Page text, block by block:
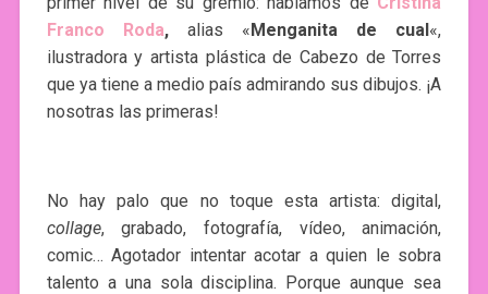
Franco Roda,alias «Menganita de cual«,
ilustradora y artista plástica de Cabezo de Torres
que ya tiene a medio país admirando sus dibujos. ¡A
nosotras las primeras!
No hay palo que no toque esta artista: digital,
collage, grabado, fotografía, vídeo, animación,
comic… Agotador intentar acotar a quien le sobra
talento a una sola disciplina. Porque aunque sea